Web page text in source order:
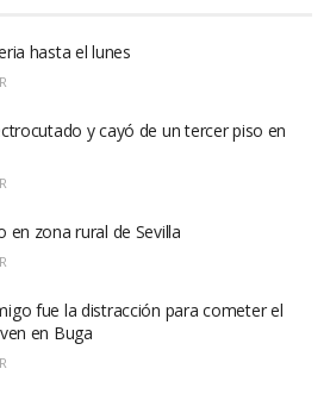
hasta el lunes
y cayó de un tercer piso en
en zona rural de Sevilla
fue la distracción para cometer el
en Buga